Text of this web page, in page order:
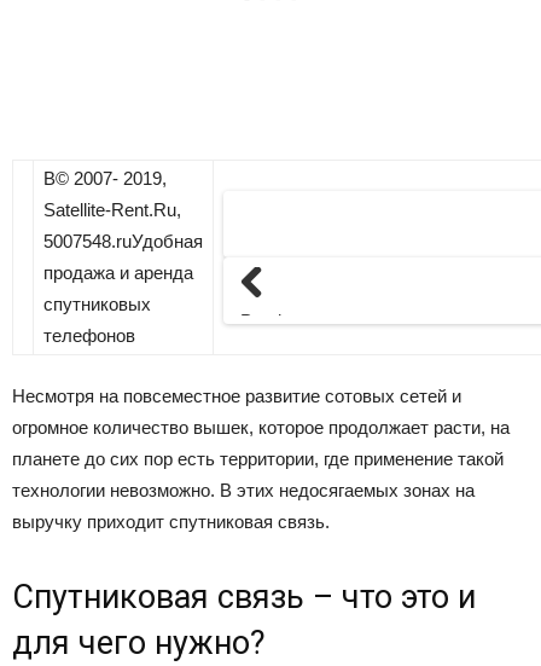
В© 2007- 2019,
Satellite-Rent.Ru,
5007548.ruУдобная
продажа и аренда
спутниковых
телефонов
Previous
Несмотря на повсеместное развитие сотовых сетей и
огромное количество вышек, которое продолжает расти, на
планете до сих пор есть территории, где применение такой
технологии невозможно. В этих недосягаемых зонах на
выручку приходит спутниковая связь.
Спутниковая связь – что это и
для чего нужно?